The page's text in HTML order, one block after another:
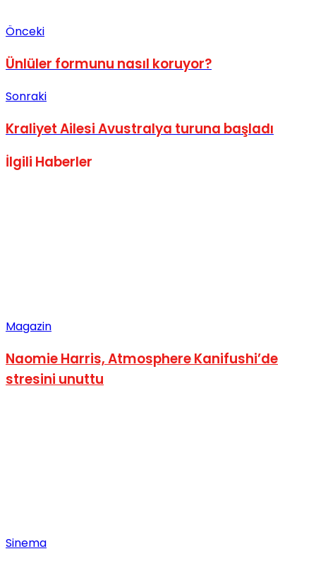
Önceki
Ünlüler formunu nasıl koruyor?
Sonraki
Kraliyet Ailesi Avustralya turuna başladı
İlgili Haberler
Magazin
Naomie Harris, Atmosphere Kanifushi’de
stresini unuttu
Sinema